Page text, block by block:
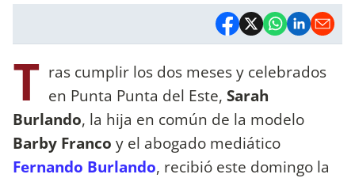
T ras cumplir los dos meses y celebrados
en Punta Punta del Este, Sarah
Burlando, la hija en común de la modelo
Barby Franco y el abogado mediático
Fernando Burlando, recibió este domingo la